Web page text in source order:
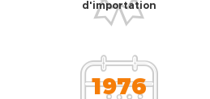
d'importation
1976